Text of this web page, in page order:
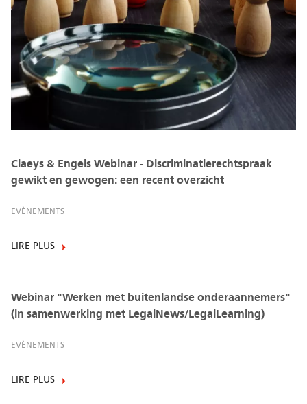
Claeys & Engels Webinar - Discriminatierechtspraak
gewikt en gewogen: een recent overzicht
EVÈNEMENTS
LIRE PLUS
Webinar "Werken met buitenlandse onderaannemers"
(in samenwerking met LegalNews/LegalLearning)
EVÈNEMENTS
LIRE PLUS